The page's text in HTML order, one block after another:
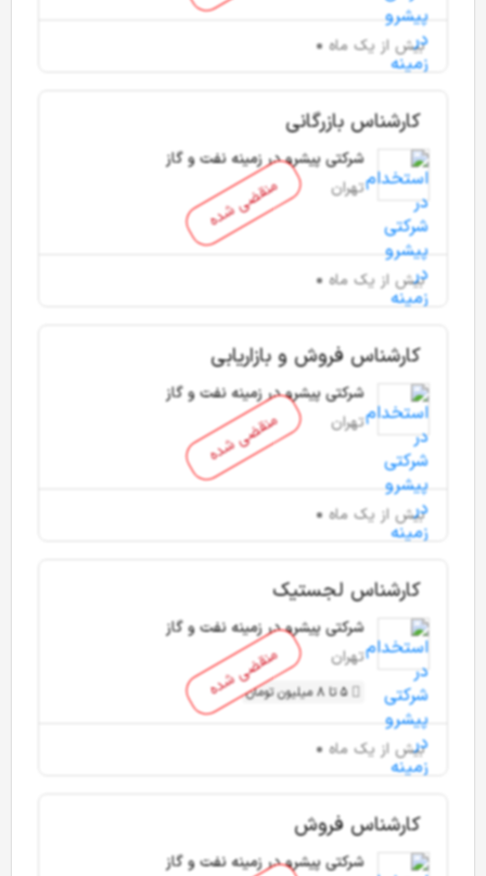
بیش از یک ماه
منقضی شده
کارشناس بازرگانی
شرکتی پیشرو در زمینه نفت و گاز
تهران
بیش از یک ماه
منقضی شده
کارشناس فروش و بازاریابی
شرکتی پیشرو در زمینه نفت و گاز
تهران
بیش از یک ماه
منقضی شده
کارشناس لجستیک
شرکتی پیشرو در زمینه نفت و گاز
تهران
5 تا 8 میلیون تومان
بیش از یک ماه
کارشناس فروش
شرکتی پیشرو در زمینه نفت و گاز